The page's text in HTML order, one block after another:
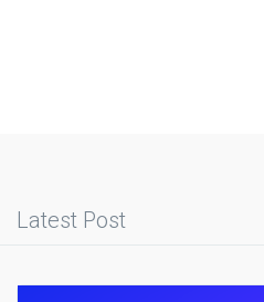
Latest Post